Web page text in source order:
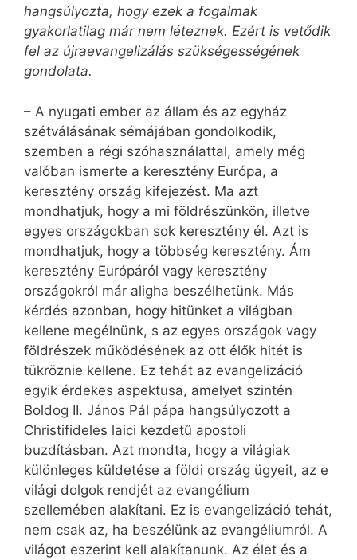
hangsúlyozta, hogy ezek a fogalmak
gyakorlatilag már nem léteznek. Ezért is vetődik
fel az újraevangelizálás szükségességének
gondolata.
– A nyugati ember az állam és az egyház
szétválásának sémájában gondolkodik,
szemben a régi szóhasználattal, amely még
valóban ismerte a keresztény Európa, a
keresztény ország kifejezést. Ma azt
mondhatjuk, hogy a mi földrészünkön, illetve
egyes országokban sok keresztény él. Azt is
mondhatjuk, hogy a többség keresztény. Ám
keresztény Európáról vagy keresztény
országokról már aligha beszélhetünk. Más
kérdés azonban, hogy hitünket a világban
kellene megélnünk, s az egyes országok vagy
földrészek működésének az ott élők hitét is
tükröznie kellene. Ez tehát az evangelizáció
egyik érdekes aspektusa, amelyet szintén
Boldog II. János Pál pápa hangsúlyozott a
Christifideles laici kezdetű apostoli
buzdításban. Azt mondta, hogy a világiak
különleges küldetése a földi ország ügyeit, az e
világi dolgok rendjét az evangélium
szellemében alakítani. Ez is evangelizáció tehát,
nem csak az, ha beszélünk az evangéliumról. A
világot eszerint kell alakítanunk. Az élet és a